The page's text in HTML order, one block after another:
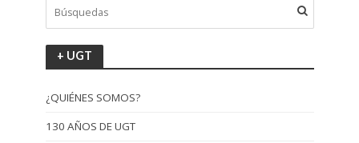
+ UGT
¿QUIÉNES SOMOS?
130 AÑOS DE UGT